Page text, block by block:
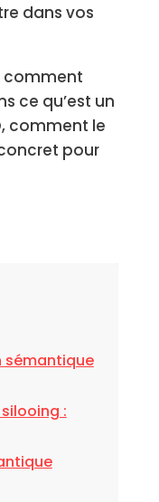
dans vos
comment
ce qu’est un
, comment le
pour
sémantique
: